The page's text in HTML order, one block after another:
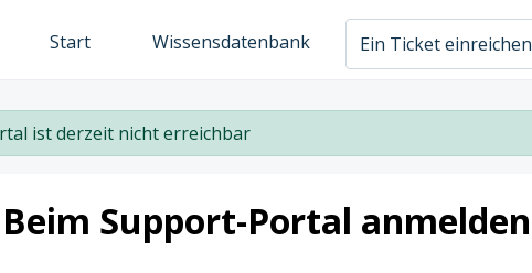
Start Wissensdatenbank Ein Ticket einreichen
ist derzeit nicht erreichbar
Beim Support-Portal anmelden